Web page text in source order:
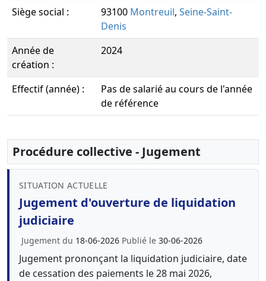
Siège social :
93100 Montreuil, Seine-Saint-
Denis
Année de
création :
2024
Effectif (année) :
Pas de salarié au cours de l'année
de référence
Procédure collective - Jugement
SITUATION ACTUELLE
Jugement d'ouverture de liquidation
judiciaire
Jugement du 18-06-2026 Publié le 30-06-2026
Jugement prononçant la liquidation judiciaire, date
de cessation des paiements le 28 mai 2026,